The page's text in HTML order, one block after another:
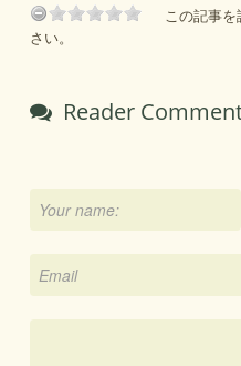
この記事
さい。
Reader